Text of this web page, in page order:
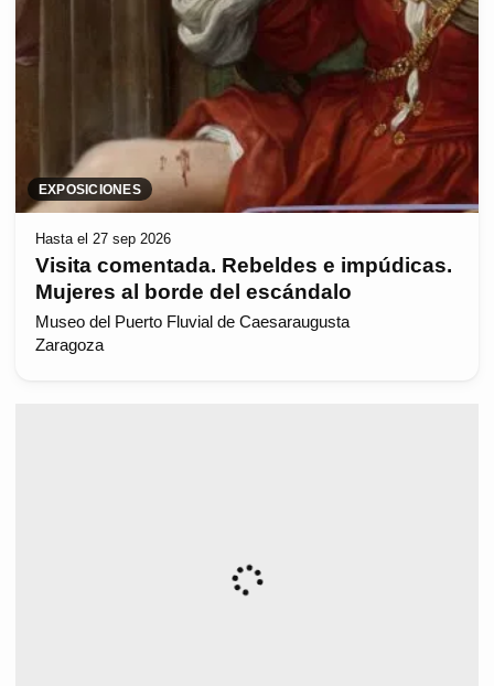
EXPOSICIONES
Hasta el 27 sep 2026
Visita comentada. Rebeldes e impúdicas.
Mujeres al borde del escándalo
Museo del Puerto Fluvial de Caesaraugusta
Zaragoza